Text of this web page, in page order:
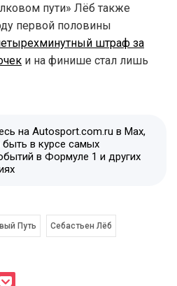
пути» Лёб также
первой половины
штраф за
и на финише стал лишь
на Autosport.com.ru в Max,
в курсе самых
в Формуле 1 и других
Путь Себастьен Лёб